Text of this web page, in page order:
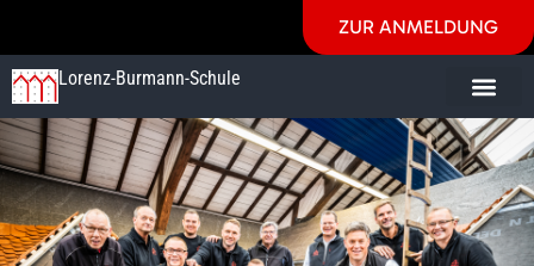
ZUR ANMELDUNG
Lorenz-Burmann-Schule